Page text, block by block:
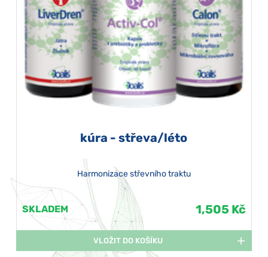
kúra - střeva/léto
Harmonizace střevního traktu
SKLADEM 1,505 Kč
VLOŽIT DO KOŠÍKU